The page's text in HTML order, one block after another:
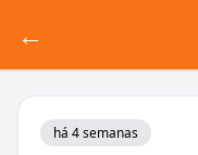
←
há 4 semanas